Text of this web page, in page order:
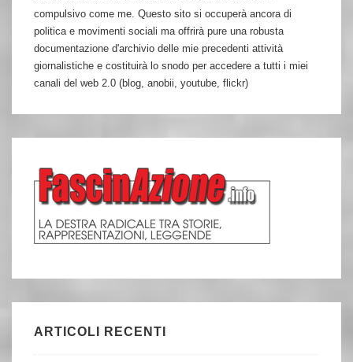
compulsivo come me. Questo sito si occuperà ancora di
politica e movimenti sociali ma offrirà pure una robusta
documentazione d'archivio delle mie precedenti attività
giornalistiche e costituirà lo snodo per accedere a tutti i miei
canali del web 2.0 (blog, anobii, youtube, flickr)
ARTICOLI RECENTI